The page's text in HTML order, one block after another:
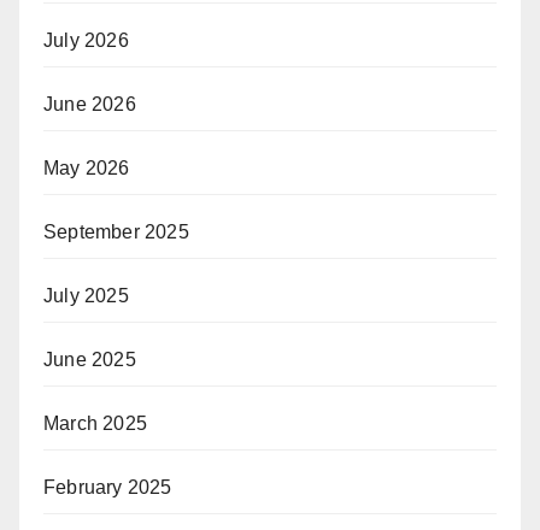
July 2026
June 2026
May 2026
September 2025
July 2025
June 2025
March 2025
February 2025